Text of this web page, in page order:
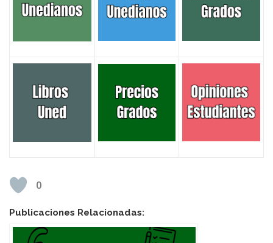
0
Publicaciones Relacionadas: